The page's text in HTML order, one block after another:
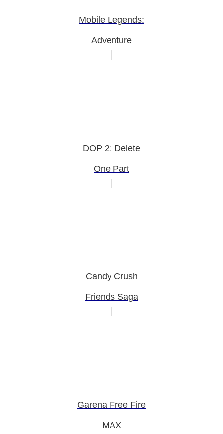
Mobile Legends:
Adventure
DOP 2: Delete
One Part
Candy Crush
Friends Saga
Garena Free Fire
MAX